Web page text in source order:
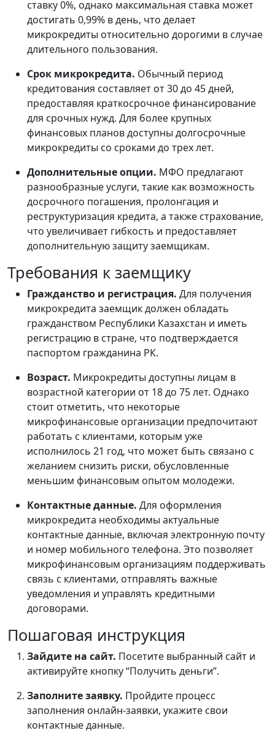
ставку 0%, однако максимальная ставка может
достигать 0,99% в день, что делает
микрокредиты относительно дорогими в случае
длительного пользования.
Срок микрокредита. Обычный период
кредитования составляет от 30 до 45 дней,
предоставляя краткосрочное финансирование
для срочных нужд. Для более крупных
финансовых планов доступны долгосрочные
микрокредиты со сроками до трех лет.
Дополнительные опции. МФО предлагают
разнообразные услуги, такие как возможность
досрочного погашения, пролонгация и
реструктуризация кредита, а также страхование,
что увеличивает гибкость и предоставляет
дополнительную защиту заемщикам.
Требования к заемщику
Гражданство и регистрация. Для получения
микрокредита заемщик должен обладать
гражданством Республики Казахстан и иметь
регистрацию в стране, что подтверждается
паспортом гражданина РК.
Возраст. Микрокредиты доступны лицам в
возрастной категории от 18 до 75 лет. Однако
стоит отметить, что некоторые
микрофинансовые организации предпочитают
работать с клиентами, которым уже
исполнилось 21 год, что может быть связано с
желанием снизить риски, обусловленные
меньшим финансовым опытом молодежи.
Контактные данные. Для оформления
микрокредита необходимы актуальные
контактные данные, включая электронную почту
и номер мобильного телефона. Это позволяет
микрофинансовым организациям поддерживать
связь с клиентами, отправлять важные
уведомления и управлять кредитными
договорами.
Пошаговая инструкция
Зайдите на сайт. Посетите выбранный сайт и
активируйте кнопку “Получить деньги”.
Заполните заявку. Пройдите процесс
заполнения онлайн-заявки, укажите свои
контактные данные.